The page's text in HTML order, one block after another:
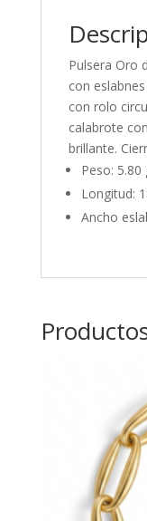
Pulsera Oro
con
con rolo
calabrote
brillante.
Peso: 5.80
Longitud:
Ancho